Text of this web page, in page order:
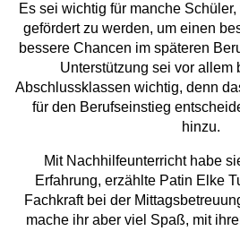
Es sei wichtig für manche
gefördert zu werden, um einen
bessere Chancen im späteren
Unterstützung sei vor allem
Abschlussklassen wichtig, denn
für den Berufseinstieg
hinzu.
Mit Nachhilfeunterricht habe
Erfahrung, erzählte Patin Elke
Fachkraft bei der
mache ihr aber viel Spaß, mit